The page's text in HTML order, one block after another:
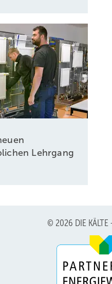
Lehrgang
© 2026 DIE